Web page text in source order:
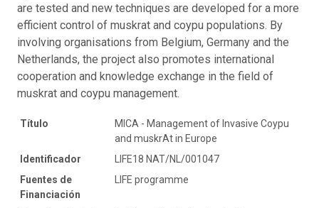
are tested and new techniques are developed for a more
efficient control of muskrat and coypu populations. By
involving organisations from Belgium, Germany and the
Netherlands, the project also promotes international
cooperation and knowledge exchange in the field of
muskrat and coypu management.
Título
MICA - Management of Invasive Coypu
and muskrAt in Europe
Identificador
LIFE18 NAT/NL/001047
Fuentes de
Financiación
LIFE programme